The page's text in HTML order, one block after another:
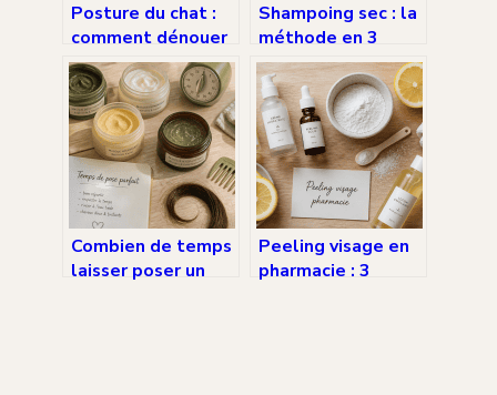
Posture du chat :
comment dénouer
ses vertèbres,
soulager son dos
et retrouver une
mobilité naturelle
?
Shampoing sec : la
méthode en 3
étapes pour des
racines propres et
volumineuses
Combien de temps
laisser poser un
Peeling visage en
pharmacie : 3